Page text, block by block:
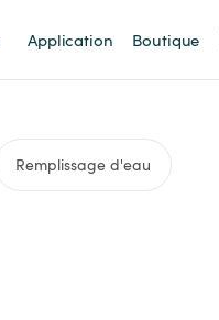
Application Boutique
Remplissage d'eau